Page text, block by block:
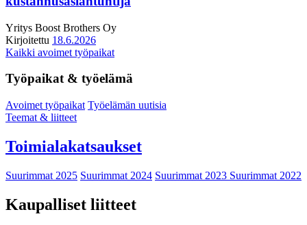
Yritys Boost Brothers Oy
Kirjoitettu 18.6.2026
Kaikki avoimet työpaikat
Työpaikat & työelämä
Avoimet työpaikat Työelämän uutisia
Teemat & liitteet
Toimialakatsaukset
Suurimmat 2025 Suurimmat 2024 Suurimmat 2023 Suurimmat 2022
Kaupalliset liitteet